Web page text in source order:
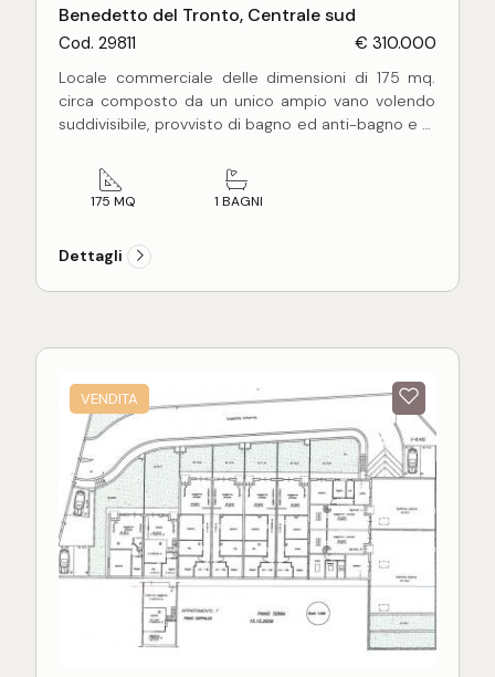
Benedetto del Tronto, Centrale sud
Cod. 29811 € 310.000
Locale commerciale delle dimensioni di 175 mq.
circa composto da un unico ampio vano volendo
suddivisibile, provvisto di bagno ed anti-bagno e di
Il locale si presenta in ottimo stato con
pavimentazione in marmo e vetrine in acciaio
Posizione su strada ad alta densità di transito
carrabile, è attualmente concesso in locazione al
canone mensile di Euro 1.500,00 con contratto
175 MQ 1 BAGNI
Dettagli
VENDITA